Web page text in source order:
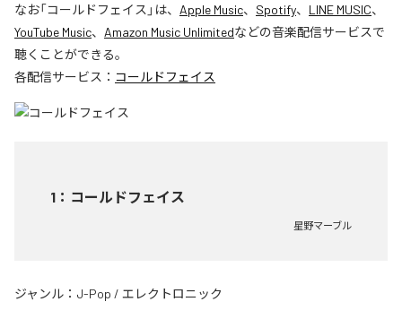
なお「コールドフェイス 」は、 Apple Music、 Spotify、 LINE MUSIC、
YouTube Music、 Amazon Music Unlimitedなどの音楽配信サービスで
聴くことができる。
各配信サービス： コールドフェイス
1 ： コールドフェイス
星野マーブル
ジャンル： J-Pop / エレクトロニック